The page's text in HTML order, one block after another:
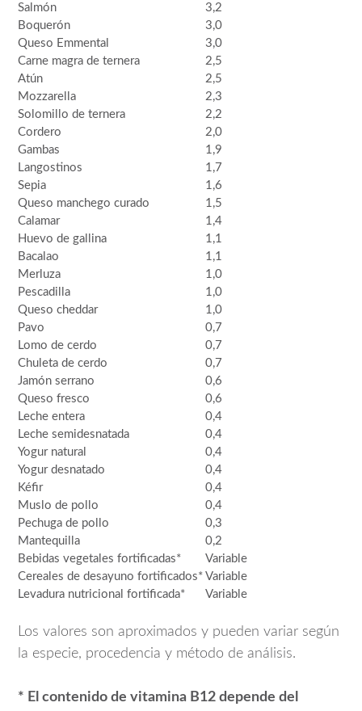
Salmón
3,2
Boquerón
3,0
Queso Emmental
3,0
Carne magra de ternera
2,5
Atún
2,5
Mozzarella
2,3
Solomillo de ternera
2,2
Cordero
2,0
Gambas
1,9
Langostinos
1,7
Sepia
1,6
Queso manchego curado
1,5
Calamar
1,4
Huevo de gallina
1,1
Bacalao
1,1
Merluza
1,0
Pescadilla
1,0
Queso cheddar
1,0
Pavo
0,7
Lomo de cerdo
0,7
Chuleta de cerdo
0,7
Jamón serrano
0,6
Queso fresco
0,6
Leche entera
0,4
Leche semidesnatada
0,4
Yogur natural
0,4
Yogur desnatado
0,4
Kéfir
0,4
Muslo de pollo
0,4
Pechuga de pollo
0,3
Mantequilla
0,2
Bebidas vegetales fortificadas*
Variable
Cereales de desayuno fortificados* Variable
Levadura nutricional fortificada*
Variable
Los valores son aproximados y pueden variar según
la especie, procedencia y método de análisis.
* El contenido de vitamina B12 depende del